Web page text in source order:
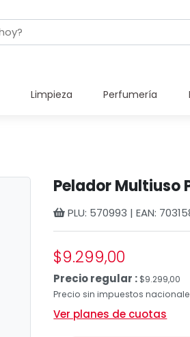
Limpieza Perfumería
Pelador Multiuso
PLU: 570993 | EAN:
$9.299,00
Precio regular : $9.299,00
Precio sin impuestos
Ver planes de cuotas